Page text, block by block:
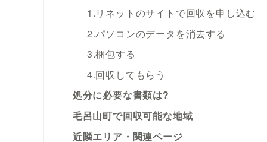
1.リネットのサイトで回収を申し込む
2.パソコンのデータを消去する
3.梱包する
4.回収してもらう
処分に必要な書類は?
毛呂山町で回収可能な地域
近隣エリア・関連ページ